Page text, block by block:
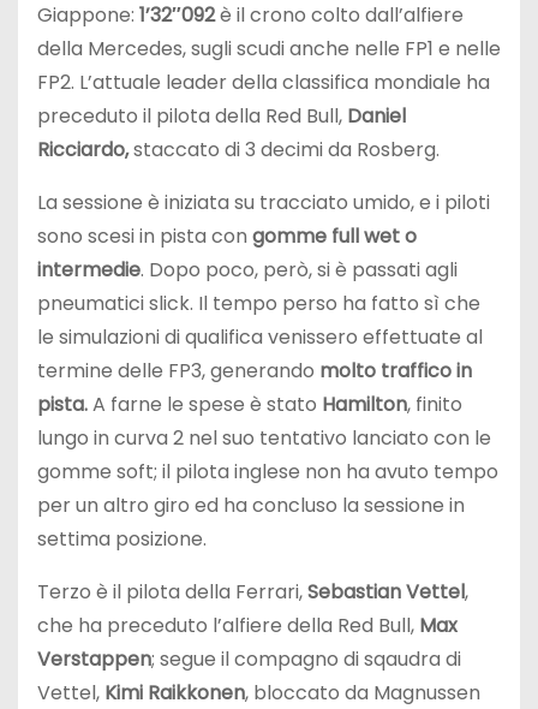
Giappone: 1’32″092è il crono colto dall’alfiere
della Mercedes, sugli scudi anche nelle FP1 e nelle
FP2. L’attuale leader della classifica mondiale ha
preceduto il pilota della Red Bull, Daniel
Ricciardo,staccato di 3 decimi da Rosberg.
La sessione è iniziata su tracciato umido, e i piloti
sono scesi in pista con gomme full wet o
intermedie. Dopo poco, però, si è passati agli
pneumatici slick. Il tempo perso ha fatto sì che
le simulazioni di qualifica venissero effettuate al
termine delle FP3, generando molto traffico in
pista.A farne le spese è stato Hamilton, finito
lungo in curva 2 nel suo tentativo lanciato con le
gomme soft; il pilota inglese non ha avuto tempo
per un altro giro ed ha concluso la sessione in
settima posizione.
Terzo è il pilota della Ferrari,Sebastian Vettel,
che ha preceduto l’alfiere della Red Bull, Max
Verstappen; segue il compagno di sqaudra di
Vettel, Kimi Raikkonen, bloccato da Magnussen